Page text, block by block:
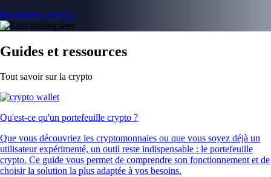
Rejoindre Level Up
Guides et ressources
Tout savoir sur la crypto
Qu'est-ce qu'un portefeuille crypto ?
Que vous découvriez les cryptomonnaies ou que vous soyez déjà un
utilisateur expérimenté, un outil reste indispensable : le portefeuille
crypto. Ce guide vous permet de comprendre son fonctionnement et de
choisir la solution la plus adaptée à vos besoins.